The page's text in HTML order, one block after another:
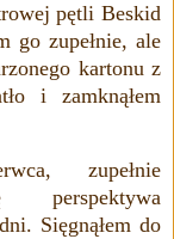
pętliBeskid
go zupełnie, ale
kartonu z
i zamknąłem
zupełnie
perspektywa
Sięgnąłem do